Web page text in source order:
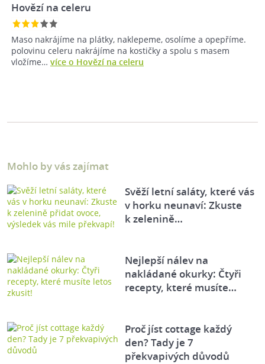
Hovězí na celeru
Maso nakrájíme na plátky, naklepeme, osolíme a opepříme.
polovinu celeru nakrájíme na kostičky a spolu s masem
vložíme… více o Hovězí na celeru
Mohlo by vás zajímat
Svěží letní saláty, které vás
v horku neunaví: Zkuste
k zelenině…
Nejlepší nálev na
nakládané okurky: Čtyři
recepty, které musíte…
Proč jíst cottage každý
den? Tady je 7
překvapivých důvodů